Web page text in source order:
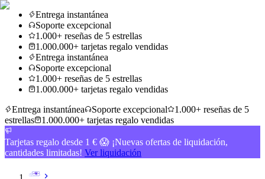
Entrega instantánea
Soporte excepcional
1.000+ reseñas de 5 estrellas
1.000.000+ tarjetas regalo vendidas
Entrega instantánea
Soporte excepcional
1.000+ reseñas de 5 estrellas
1.000.000+ tarjetas regalo vendidas
Entrega instantánea
Soporte excepcional
1.000+ reseñas de 5
estrellas
1.000.000+ tarjetas regalo vendidas
Tarjetas regalo desde 1 € 😱 ¡Nuevas ofertas de liquidación,
cantidades limitadas! Ver liquidación